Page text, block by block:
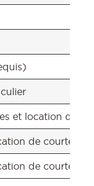
et location de
et location
location de